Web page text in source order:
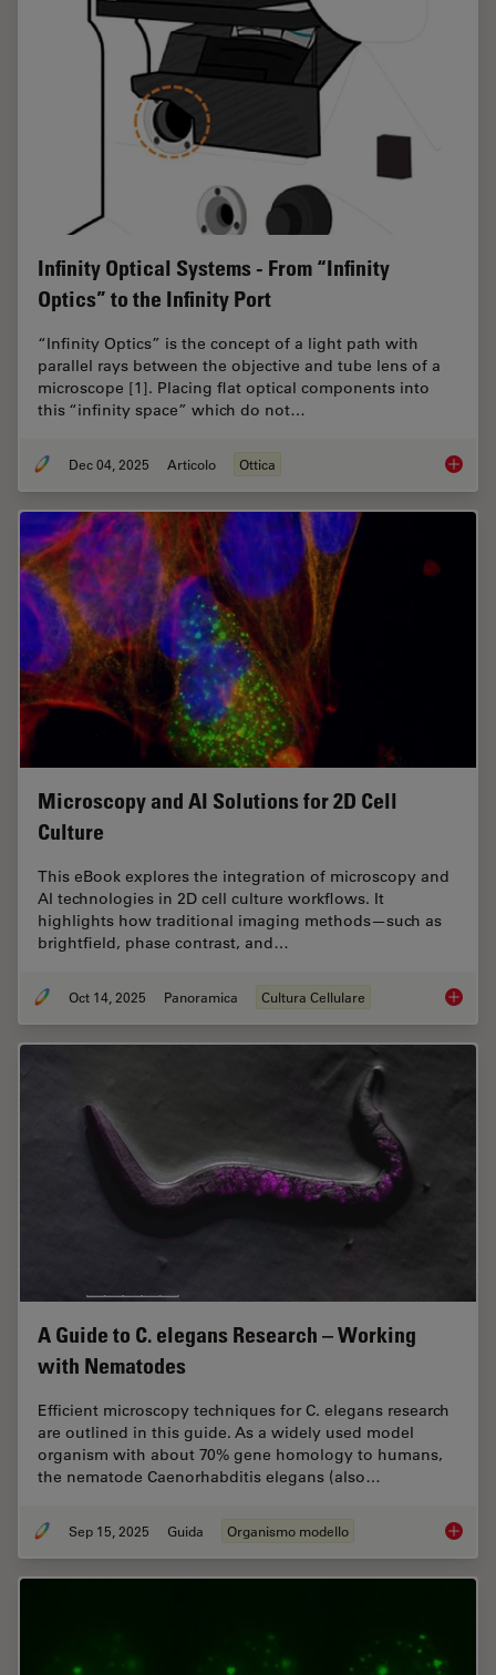
Infinity Optical Systems - From “Infinity
Optics” to the Infinity Port
“Infinity Optics” is the concept of a light path with
parallel rays between the objective and tube lens of a
microscope [1]. Placing flat optical components into
this “infinity space” which do not…
Dec 04, 2025 Articolo Ottica Infinity
Microscopy and AI Solutions for 2D Cell
Culture
This eBook explores the integration of microscopy and
AI technologies in 2D cell culture workflows. It
highlights how traditional imaging methods—such as
brightfield, phase contrast, and…
Oct 14, 2025 Panoramica Cultura Cellulare
A Guide to C. elegans Research – Working
with Nematodes
Efficient microscopy techniques for C. elegans research
are outlined in this guide. As a widely used model
organism with about 70% gene homology to humans,
the nematode Caenorhabditis elegans (also…
Sep 15, 2025 Guida Organismo modello A